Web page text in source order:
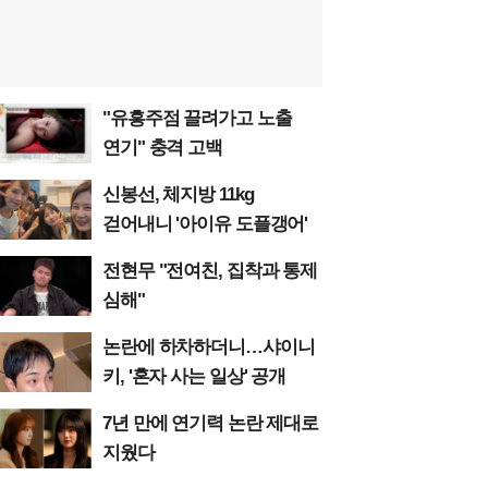
"유흥주점 끌려가고 노출
연기" 충격 고백
신봉선, 체지방 11kg
걷어내니 '아이유 도플갱어'
전현무 "전여친, 집착과 통제
심해"
논란에 하차하더니…샤이니
키, '혼자 사는 일상' 공개
7년 만에 연기력 논란 제대로
지웠다